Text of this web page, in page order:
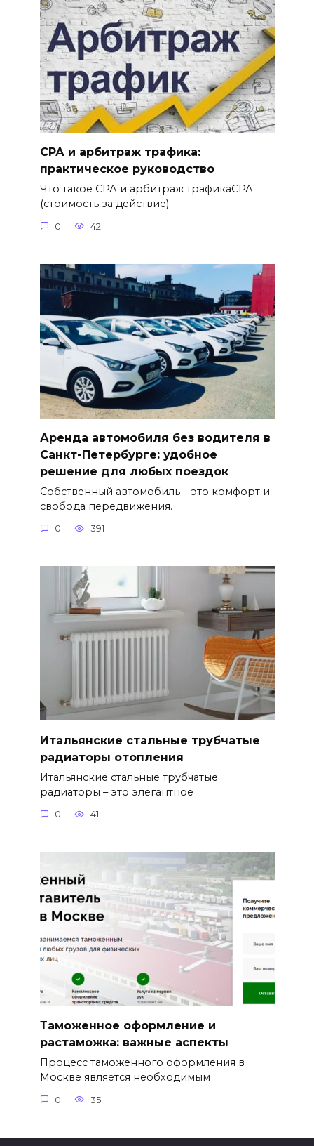
СРА и арбитраж трафика:
практическое руководство
Что такое СРА и арбитраж трафикаСРА
(стоимость за действие)
0 42
Аренда автомобиля без водителя в
Санкт-Петербурге: удобное
решение для любых поездок
Собственный автомобиль – это комфорт и
свобода передвижения.
0 391
Итальянские стальные трубчатые
радиаторы отопления
Итальянские стальные трубчатые
радиаторы – это элегантное
0 41
Таможенное оформление и
растаможка: важные аспекты
Процесс таможенного оформления в
Москве является необходимым
0 35